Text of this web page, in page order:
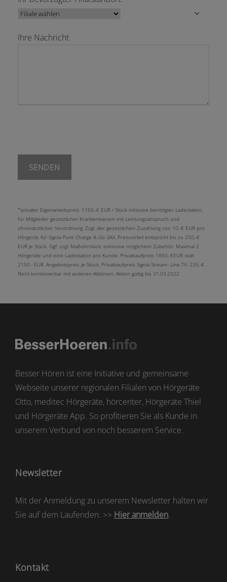
Ihre Nachricht
*privater Eigenanteilspreis: 1165,-€ EUR / Stück inklusive benötigter Ladestation,
für Mitglieder gesetzlicher Krankenkassen mit Leistungsanspruch und
ohrenärztlicher Verordnung. Zzgl. der gesetzlichen Zuzahlung von 10,-€ EUR pro
Hörgerät, für Signia Pure Charge & Go 3AX. Preisvorteil entspricht bis zu 250,-€
EUR je Stück. Ggf. zzgl. Maßohrstück, exklusive möglichem Zubehör. Maximal 2
Hörgeräte und eine Ladestation pro Kunde. Privatkaufpreis 1850,-€EUR statt
2150,- EUR. Angebotspreis je Stück. Privatkaufpreis Signia Stream- Line TV: 235,-€
Nicht kombinierbar mit anderen Aktionen. Aktion gültig bis 31.03.2022
Besser Hören ist eine Initiative und gemeinsame
Webseite unserer regionalen Filialen von Hörgeräte
Otto, meditec Hörgeräte, hörcenter, Hörgeräte Thiel
und Hörgeräte App. So profitieren Sie als Kunde in
unserem Verbund von noch besserem Service.
Newsletter
Mit der Anmeldung zu unserem Newsletter halten wir
Sie auf dem Laufenden. >> Hier anmelden.
Kontakt